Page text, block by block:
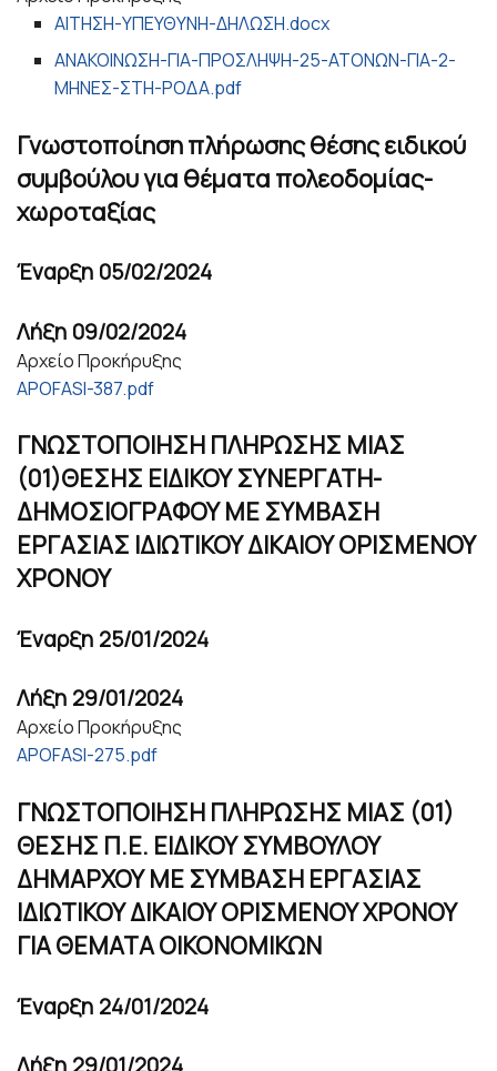
ΑΙΤΗΣΗ-ΥΠΕΥΘΥΝΗ-ΔΗΛΩΣΗ.docx
ΑΝΑΚΟΙΝΩΣΗ-ΓΙΑ-ΠΡΟΣΛΗΨΗ-25-ΑΤΟΝΩΝ-ΓΙΑ-2-
ΜΗΝΕΣ-ΣΤΗ-ΡΟΔΑ.pdf
Γνωστοποίηση πλήρωσης θέσης ειδικού
συμβούλου για θέματα πολεοδομίας-
χωροταξίας
Έναρξη 05/02/2024
Λήξη 09/02/2024
Αρχείο Προκήρυξης
APOFASI-387.pdf
ΓΝΩΣΤΟΠΟΙΗΣΗ ΠΛΗΡΩΣΗΣ ΜΙΑΣ
(01)ΘΕΣΗΣ ΕΙΔΙΚΟΥ ΣΥΝΕΡΓΑΤΗ-
ΔΗΜΟΣΙΟΓΡΑΦΟΥ ΜΕ ΣΥΜΒΑΣΗ
ΕΡΓΑΣΙΑΣ ΙΔΙΩΤΙΚΟΥ ΔΙΚΑΙΟΥ ΟΡΙΣΜΕΝΟΥ
ΧΡΟΝΟΥ
Έναρξη 25/01/2024
Λήξη 29/01/2024
Αρχείο Προκήρυξης
APOFASI-275.pdf
ΓΝΩΣΤΟΠΟΙΗΣΗ ΠΛΗΡΩΣΗΣ ΜΙΑΣ (01)
ΘΕΣΗΣ Π.Ε. ΕΙΔΙΚΟΥ ΣΥΜΒΟΥΛΟΥ
ΔΗΜΑΡΧΟΥ ΜΕ ΣΥΜΒΑΣΗ ΕΡΓΑΣΙΑΣ
ΙΔΙΩΤΙΚΟΥ ΔΙΚΑΙΟΥ ΟΡΙΣΜΕΝΟΥ ΧΡΟΝΟΥ
ΓΙΑ ΘΕΜΑΤΑ ΟΙΚΟΝΟΜΙΚΩΝ
Έναρξη 24/01/2024